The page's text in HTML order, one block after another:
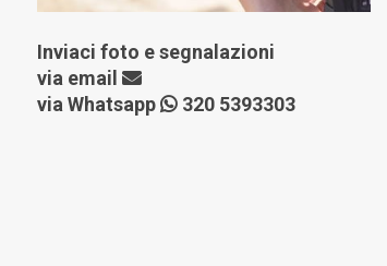
Inviaci foto e segnalazioni
via email
via Whatsapp
320 5393303